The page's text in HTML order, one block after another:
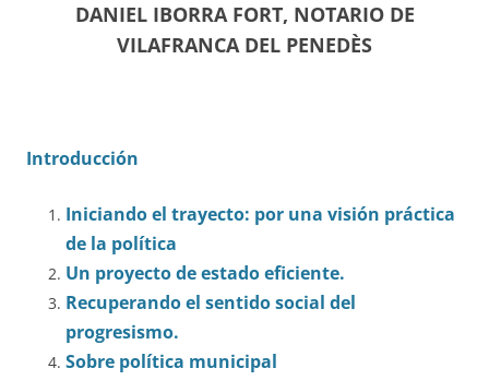
DANIEL IBORRA FORT, NOTARIO DE
VILAFRANCA DEL PENEDÈS
Introducción
Iniciando el trayecto: por una visión práctica
de la política
Un proyecto de estado eficiente.
Recuperando el sentido social del
progresismo.
Sobre política municipal